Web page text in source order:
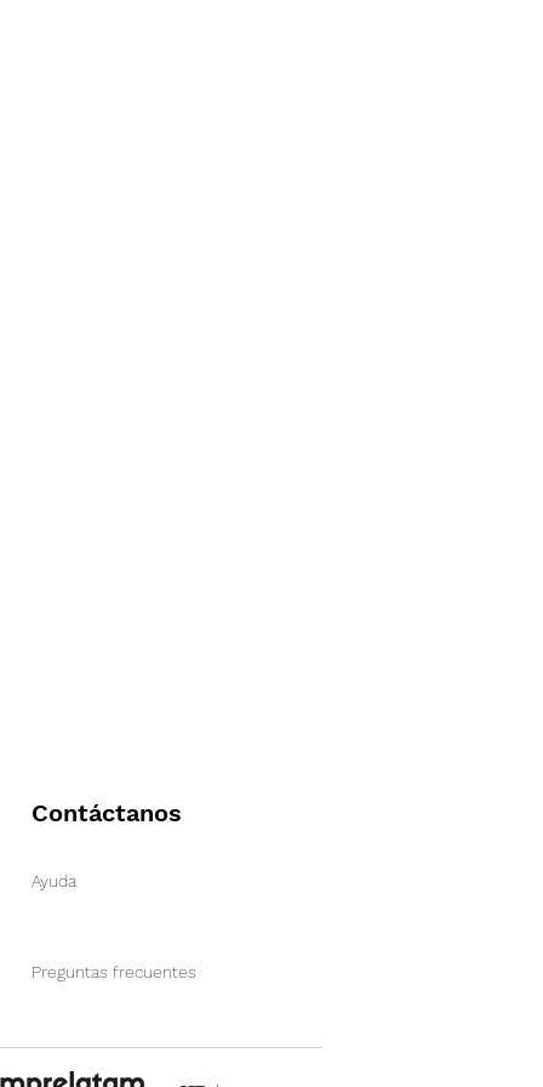
Contáctanos
Ayuda
Preguntas frecuentes